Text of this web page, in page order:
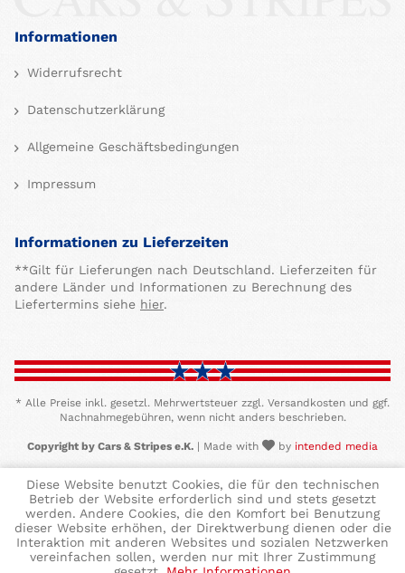
Informationen
Widerrufsrecht
Datenschutzerklärung
Allgemeine Geschäftsbedingungen
Impressum
Informationen zu Lieferzeiten
**Gilt für Lieferungen nach Deutschland. Lieferzeiten für
andere Länder und Informationen zu Berechnung des
Liefertermins siehe hier.
* Alle Preise inkl. gesetzl. Mehrwertsteuer zzgl. Versandkosten und ggf.
Nachnahmegebühren, wenn nicht anders beschrieben.
Copyright by Cars & Stripes e.K. | Made with by intended media
Diese Website benutzt Cookies, die für den technischen
Betrieb der Website erforderlich sind und stets gesetzt
werden. Andere Cookies, die den Komfort bei Benutzung
dieser Website erhöhen, der Direktwerbung dienen oder die
Interaktion mit anderen Websites und sozialen Netzwerken
vereinfachen sollen, werden nur mit Ihrer Zustimmung